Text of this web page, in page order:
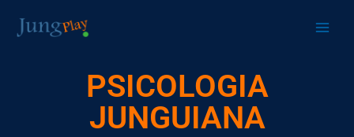
PSICOLOGIA
JUNGUIANA